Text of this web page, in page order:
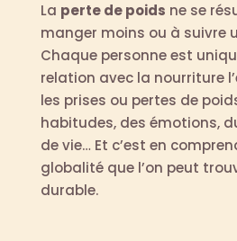
La perte de poids ne se
manger moins ou à suivre
Chaque personne est
relation avec la nourriture
les prises ou pertes de
habitudes, des émotions,
de vie… Et c’est en
globalité que l’on peut
durable.